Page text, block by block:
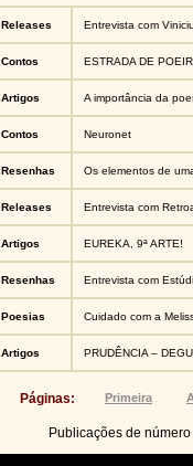
Releases Entrevista com
Contos ESTRADA DE
Artigos A importância da
Contos Neuronet
Resenhas Os elementos de
Releases Entrevista com
Artigos EUREKA, 9ª ARTE!
Resenhas Entrevista com
Poesias Cuidado com a
Artigos PRUDÊNCIA –
Páginas: Primeira
Publicações de número